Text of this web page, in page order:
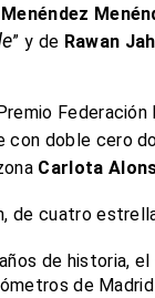
” y de Rawan
doble cero
Carlota
de cuatro
de historia,
de